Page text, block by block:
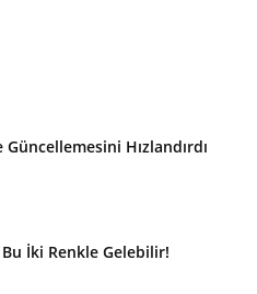
Hızlandırdı
İki Renkle Gelebilir!